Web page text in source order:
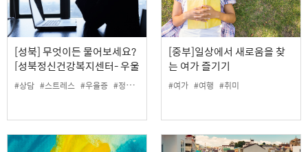
[성북] 무엇이든 물어보세요?
[성북정신건강복지센터- 우울
증, 스트레스]
#상담 #스트레스 #우울증 #정신건강
[중부]일상에서 새로움을 찾
는 여가 즐기기
#여가 #여행 #취미